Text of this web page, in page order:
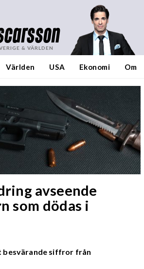
& VÄRLDEN
Världen USA Ekonomi Om
avseende
som dödas i
besvärande siffror från